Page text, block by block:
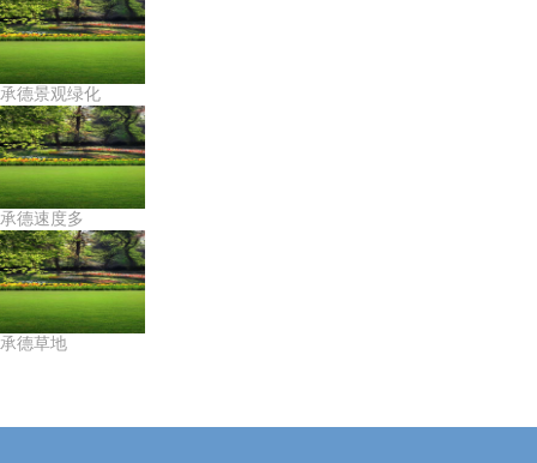
承德景观绿化
承德速度多
承德草地